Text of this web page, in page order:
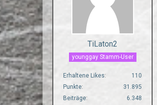
TiLaton2
younggay Stamm-User
Erhaltene Likes
110
Punkte
31.895
Beiträge
6.348